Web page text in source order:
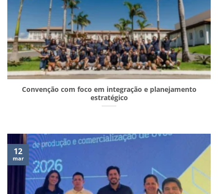
Convenção com foco em integração e planejamento
estratégico
12
mar